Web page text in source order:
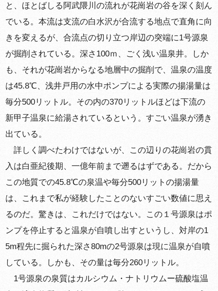
と、ほとばしる阿武隈川の流れが花崗岩の谷を深く刻ん
でいる。本流は支流の白水沢が合流する地点で直角に向
きを変えるが、合流点の切り立つ岸辺の突端に1号源泉
が掘削されている。深さ100ｍ、ごく浅い温泉井。しか
も、それが花崗岩からなる地層中の掘削で、温泉の温度
は45.8℃、浅井戸用の水中ポンプによる実際の揚湯量は
毎分500リットル。その内の370リットルほどは下流の
新甲子温泉に給湯されているという。すごい温泉が湧き
出ている。
詳しく調べたわけではないが、この辺りの花崗岩の貫
入は白亜紀後期、一億年前まで遡るはずである。だから
この地質での45.8℃の泉温や毎分500リットの揚湯量
は、これまで私が経験したことのないすごい数値に思え
るのだ。驚きは、これだけではない。この１号源泉はポ
ンプを停止すると温泉が自噴し出すというし、対岸の1
5m程先に掘られた深さ80mの2号源泉は現に温泉が自噴
している。しかも、その量は毎分260リットル。
1号源泉の泉質はカルシウム・ナトリウムー硫酸塩温